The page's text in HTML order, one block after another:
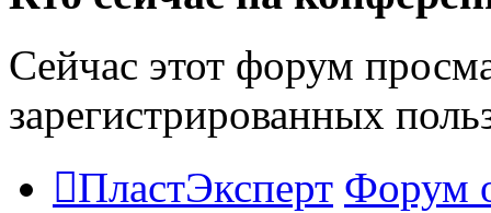
Сейчас этот форум
зарегистрированных
ПластЭксперт Форум